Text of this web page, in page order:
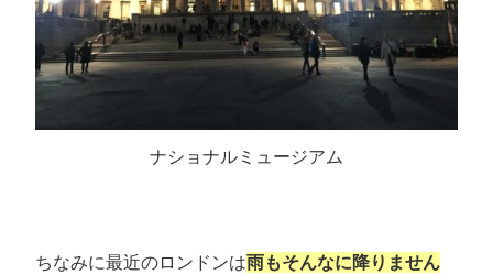
ナショナルミュージアム
ちなみに最近のロンドンは雨もそんなに降りません